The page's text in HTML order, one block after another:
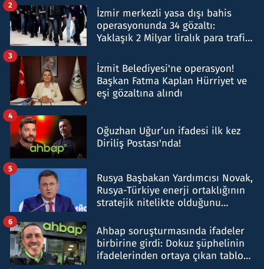
İzmir merkezli yasa dışı bahis
operasyonunda 34 gözaltı:
Yaklaşık 2 Milyar liralık para trafiği
2
İzmit Belediyesi'ne operasyon!
Başkan Fatma Kaplan Hürriyet ve
eşi gözaltına alındı
3
Oğuzhan Uğur’un ifadesi ilk kez
Diriliş Postası'nda!
4
Rusya Başbakan Yardımcısı Novak,
Rusya-Türkiye enerji ortaklığının
stratejik nitelikte olduğunu
5
Ahbap soruşturmasında ifadeler
birbirine girdi: Dokuz şüphelinin
ifadelerinden ortaya çıkan tablo
6